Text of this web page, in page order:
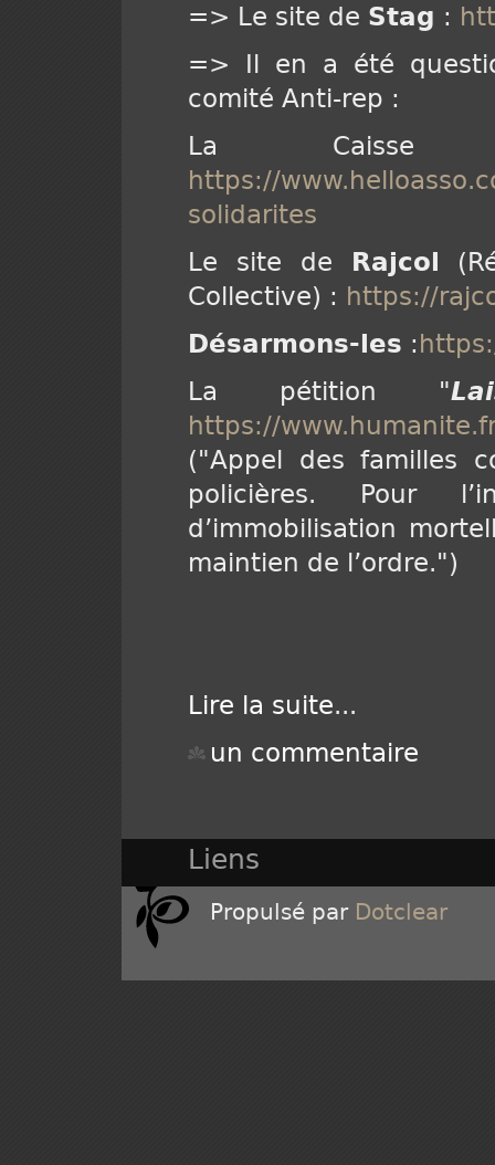
=> Le site de Stag :
=> Il en a été
comité Anti-rep :
La
https://
solidarites
Le site de Rajcol
Collective) : https://
Désarmons-les :
La pétition "
https://
("Appel des familles
policières. Pour
d’immobilisation
maintien de l’ordre.")
Lire la suite...
un commentaire
Liens
Propulsé par Dotclear